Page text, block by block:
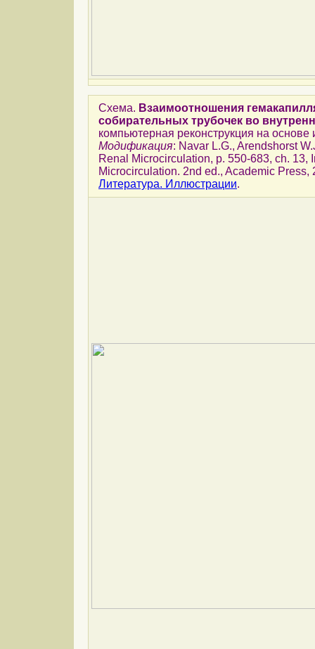
Схема. Взаимоотношения
собирательных трубочек во
компьютерная реконструкция на
Модификация: Navar L.G., Arendshorst
Renal Microcirculation, p. 550-683, ch. 13,
Microcirculation. 2nd ed., Academic
Литература. Иллюстрации.